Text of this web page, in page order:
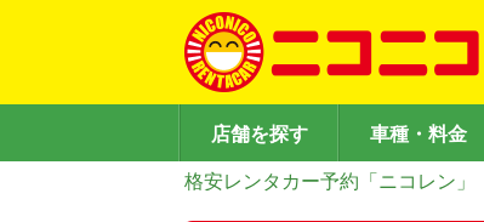
店舗を探す 車種・料金
格安レンタカー予約「ニコレン」